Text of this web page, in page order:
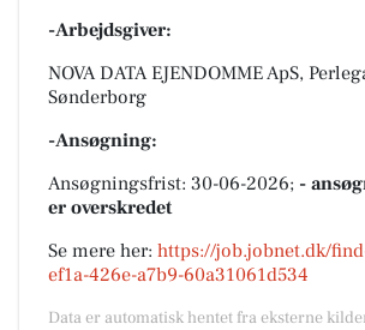
-Arbejdsgiver:
NOVA DATA EJENDOMME ApS,
Sønderborg
-Ansøgning:
Ansøgningsfrist: 30-06-2026; -
er overskredet
Se mere her: https://job.jobnet.dk/
ef1a-426e-a7b9-60a31061d534
Data er automatisk hentet fra eksterne